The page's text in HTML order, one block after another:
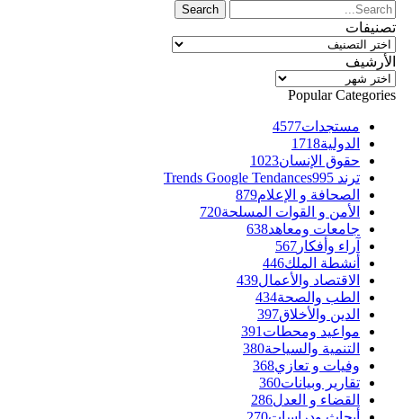
تصنيفات
تصنيفات
الأرشيف
الأرشيف
Popular Categories
مستجدات4577
الدولية1718
حقوق الإنسان1023
ترند Trends Google Tendances 995
الصحافة و الإعلام879
الأمن و القوات المسلحة720
جامعات ومعاهد638
آراء وأفكار 567
أنشطة الملك446
الاقتصاد والأعمال439
الطب والصحة434
الدين والأخلاق397
مواعيد ومحطات 391
التنمية والسياحة380
وفيات و تعازي368
تقارير وبيانات360
القضاء و العدل286